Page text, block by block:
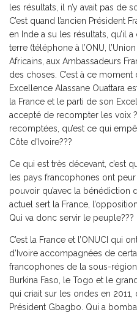
les résultats, il n’y avait pas de
C’est quand l’ancien Président
en Inde a su les résultats, qu’il
terre (téléphone à l’ONU,
Africains, aux Ambassadeurs
des choses. C’est à ce
Excellence Alassane Ouattara
la France et le parti de son
accepté de recompter les voix
recomptées, qu’est ce qui
Côte d’Ivoire???
Ce qui est très décevant, c’est
les pays francophones ont
pouvoir qu’avec la bénédiction
actuel sert la France,
Qui va donc servir le peuple???
C’est la France et l’ONUCI qui
d’Ivoire accompagnées de
francophones de la sous-
Burkina Faso, le Togo et le
qui criait sur les ondes en 2011,
Président Gbagbo. Qui a